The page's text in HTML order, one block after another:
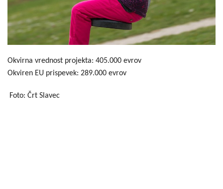
Okvirna vrednost projekta: 405.000 evrov
Okviren EU prispevek: 289.000 evrov
Foto: Črt Slavec